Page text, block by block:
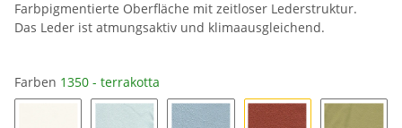
Farbpigmentierte Oberfläche mit zeitloser Lederstruktur.
Das Leder ist atmungsaktiv und klimaausgleichend.
Farben 1350 - terrakotta